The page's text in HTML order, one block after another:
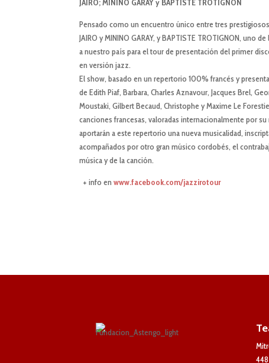
JAIRO; MININO GARAY y BAPTISTE TROTIGNON
Pensado como un encuentro único entre tres
JAIRO y MININO GARAY, y BAPTISTE TROTIGNON, uno
a nuestro país para el tour de presentación del primer
en versión jazz.
El show, basado en un repertorio 100% francés y
de Edith Piaf, Barbara, Charles Aznavour, Jacques Brel,
Moustaki, Gilbert Becaud, Christophe y Maxime Le
canciones francesas, valoradas internacionalmente por
aportarán a este repertorio una nueva musicalidad,
acompañados por otro gran músico cordobés, el
música y de la canción.
+ info enwww.facebook.com/jazzirotour